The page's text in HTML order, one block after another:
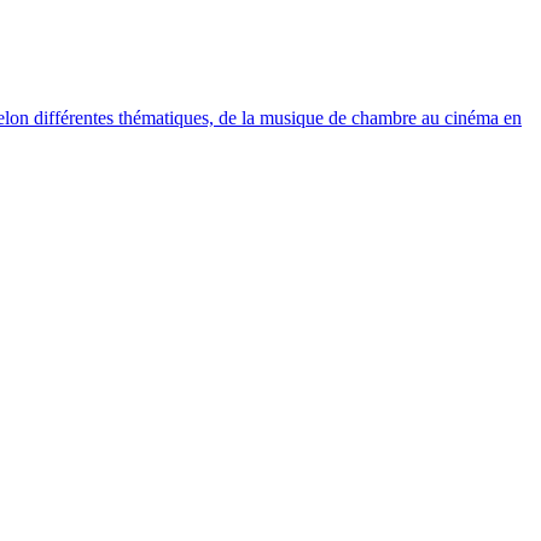
différentes thématiques, de la musique de chambre au cinéma en